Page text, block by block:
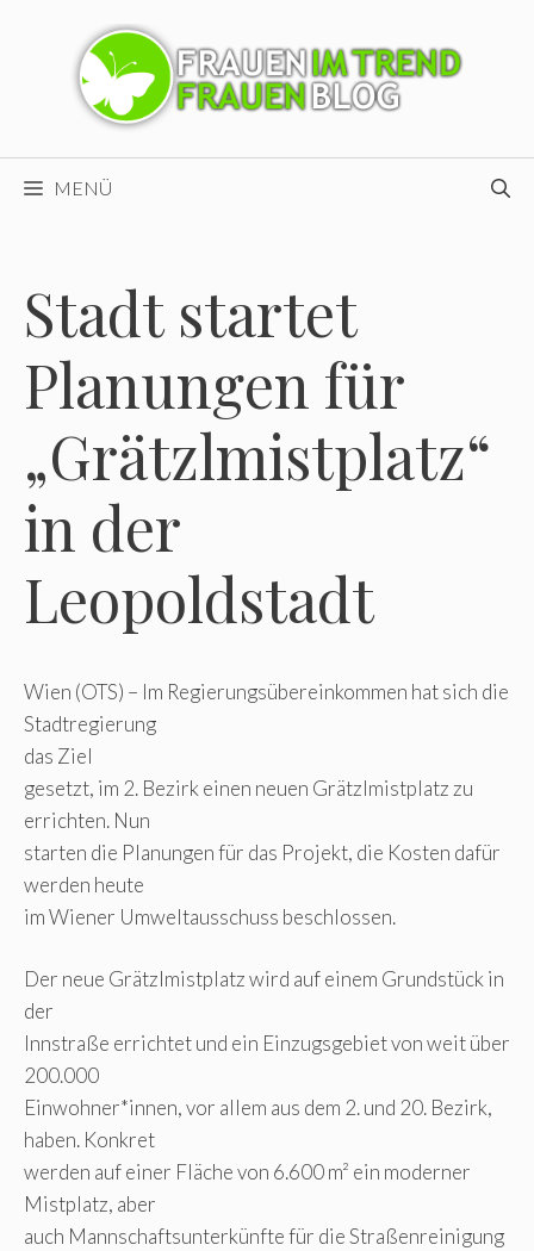
MENÜ
Stadt startet
Planungen für
„Grätzlmistplatz“
in der
Leopoldstadt
Wien (OTS) – Im Regierungsübereinkommen hat sich die
Stadtregierung
das Ziel
gesetzt, im 2. Bezirk einen neuen Grätzlmistplatz zu
errichten. Nun
starten die Planungen für das Projekt, die Kosten dafür
werden heute
im Wiener Umweltausschuss beschlossen.
Der neue Grätzlmistplatz wird auf einem Grundstück in
der
Innstraße errichtet und ein Einzugsgebiet von weit über
200.000
Einwohner*innen, vor allem aus dem 2. und 20. Bezirk,
haben. Konkret
werden auf einer Fläche von 6.600 m² ein moderner
Mistplatz, aber
auch Mannschaftsunterkünfte für die Straßenreinigung